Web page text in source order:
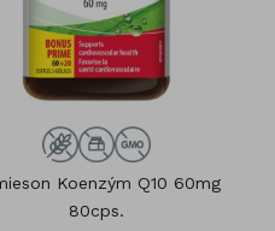
Koenzým Q10 60mg
80cps.